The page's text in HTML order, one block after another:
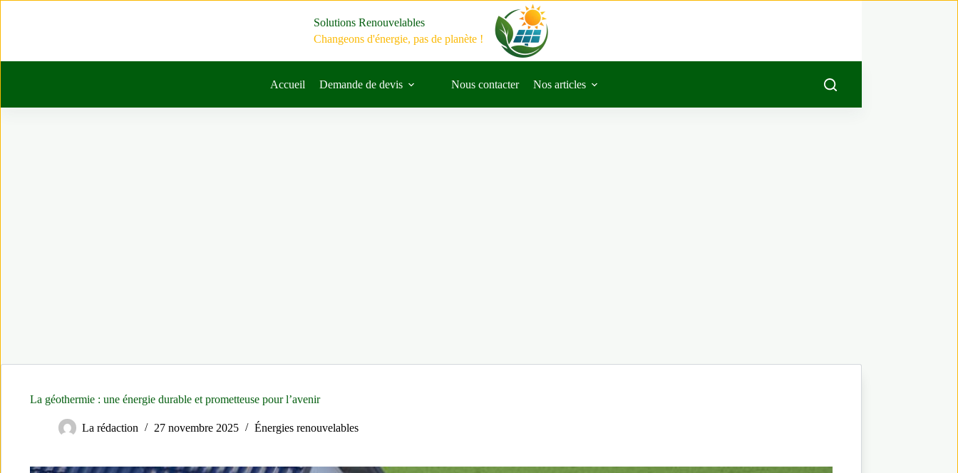
Solutions Renouvelables
Changeons d'énergie, pas de planète !
Accueil Demande de devis Nous contacter Nos articles
La géothermie : une énergie durable et prometteuse pour l’avenir
La rédaction 27 novembre 2025 Énergies renouvelables